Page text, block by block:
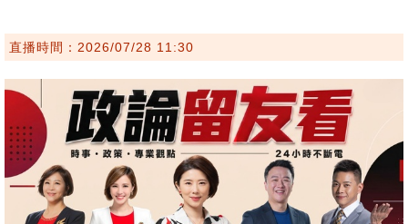
直播時間：2026/07/28 11:30